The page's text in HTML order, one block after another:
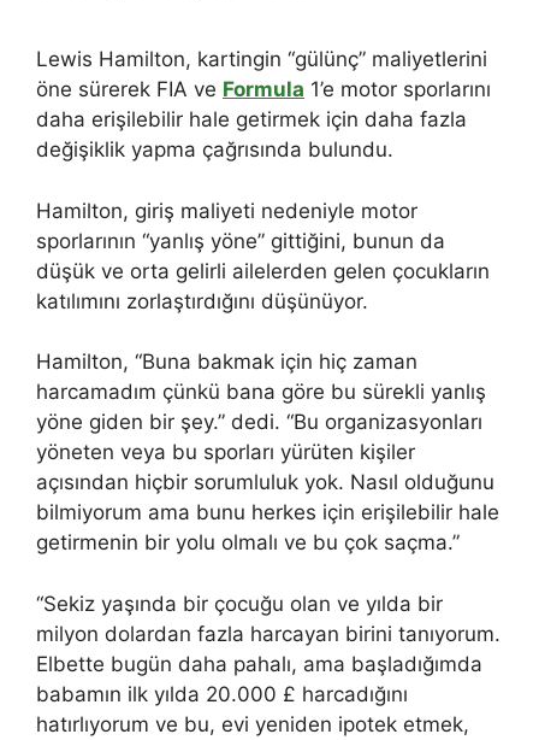
Lewis Hamilton, kartingin “gülünç” maliyetlerini
öne sürerek FIA ve Formula 1’e motor sporlarını
daha erişilebilir hale getirmek için daha fazla
değişiklik yapma çağrısında bulundu.
Hamilton, giriş maliyeti nedeniyle motor
sporlarının “yanlış yöne” gittiğini, bunun da
düşük ve orta gelirli ailelerden gelen çocukların
katılımını zorlaştırdığını düşünüyor.
Hamilton, “Buna bakmak için hiç zaman
harcamadım çünkü bana göre bu sürekli yanlış
yöne giden bir şey.” dedi. “Bu organizasyonları
yöneten veya bu sporları yürüten kişiler
açısından hiçbir sorumluluk yok. Nasıl olduğunu
bilmiyorum ama bunu herkes için erişilebilir hale
getirmenin bir yolu olmalı ve bu çok saçma.”
“Sekiz yaşında bir çocuğu olan ve yılda bir
milyon dolardan fazla harcayan birini tanıyorum.
Elbette bugün daha pahalı, ama başladığımda
babamın ilk yılda 20.000 £ harcadığını
hatırlıyorum ve bu, evi yeniden ipotek etmek,